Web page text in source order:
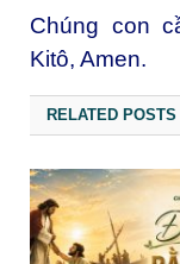
Chúng con
Kitô, Amen.
RELATED POSTS